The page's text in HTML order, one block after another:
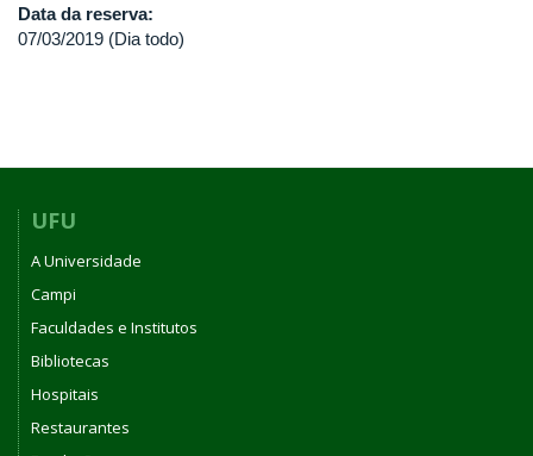
Data da reserva:
07/03/2019 (Dia todo)
UFU
A Universidade
Campi
Faculdades e Institutos
Bibliotecas
Hospitais
Restaurantes